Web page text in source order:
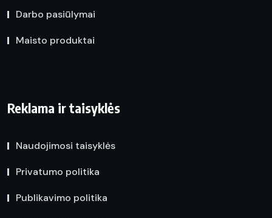
Darbo pasiūlymai
Maisto produktai
Reklama ir taisyklės
Naudojimosi taisyklės
Privatumo politika
Publikavimo politika